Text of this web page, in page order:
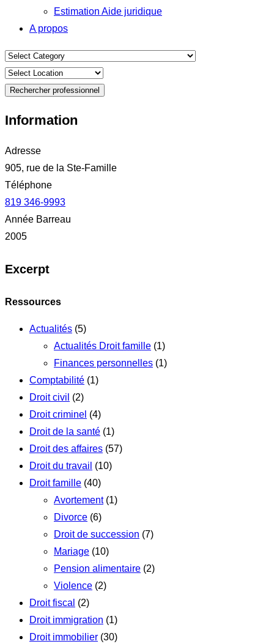
Estimation Aide juridique
A propos
Rechercher professionnel
Information
Adresse
905, rue de la Ste-Famille
Téléphone
819 346-9993
Année Barreau
2005
Excerpt
Ressources
Actualités (5)
Actualités Droit famille (1)
Finances personnelles (1)
Comptabilité (1)
Droit civil (2)
Droit criminel (4)
Droit de la santé (1)
Droit des affaires (57)
Droit du travail (10)
Droit famille (40)
Avortement(1)
Divorce (6)
Droit de succession (7)
Mariage (10)
Pension alimentaire (2)
Violence (2)
Droit fiscal (2)
Droit immigration (1)
Droit immobilier (30)